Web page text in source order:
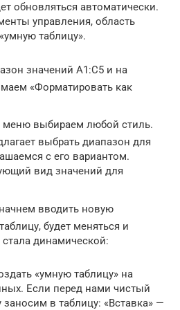
обновляться автоматически.
управления, область
таблицу».
значений A1:C5 и на
«Форматировать как
выбираем любой стиль.
выбрать диапазон для
с его вариантом.
вид значений для
вводить новую
будет меняться и
динамической:
«умную таблицу» на
Если перед нами чистый
заносим в таблицу: «Вставка» —